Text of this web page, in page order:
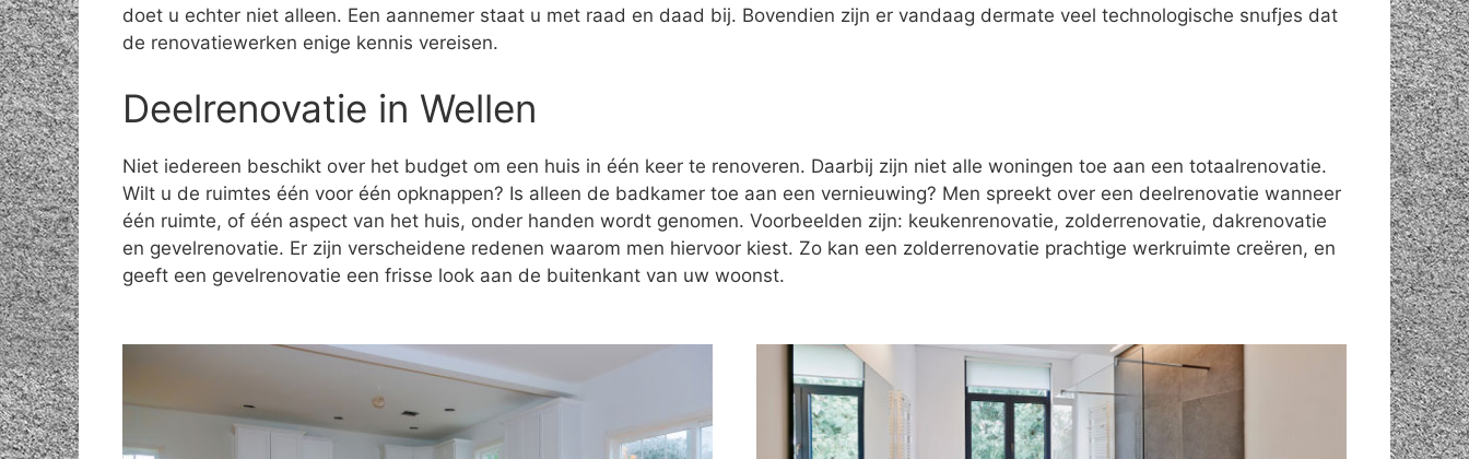
doet u echter niet alleen. Een aannemer staat u met raad en daad bij. Bovendien zijn er vandaag dermate veel technologische snufjes dat
de renovatiewerken enige kennis vereisen.
Deelrenovatie in Wellen
Niet iedereen beschikt over het budget om een huis in één keer te renoveren. Daarbij zijn niet alle woningen toe aan een totaalrenovatie.
Wilt u de ruimtes één voor één opknappen? Is alleen de badkamer toe aan een vernieuwing? Men spreekt over een deelrenovatie wanneer
één ruimte, of één aspect van het huis, onder handen wordt genomen. Voorbeelden zijn: keukenrenovatie, zolderrenovatie, dakrenovatie
en gevelrenovatie. Er zijn verscheidene redenen waarom men hiervoor kiest. Zo kan een zolderrenovatie prachtige werkruimte creëren, en
geeft een gevelrenovatie een frisse look aan de buitenkant van uw woonst.